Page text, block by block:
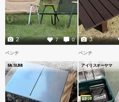
7 0
2 3
ベンチ
Mt.SUMI
ベンチ
アイリスオーヤマ